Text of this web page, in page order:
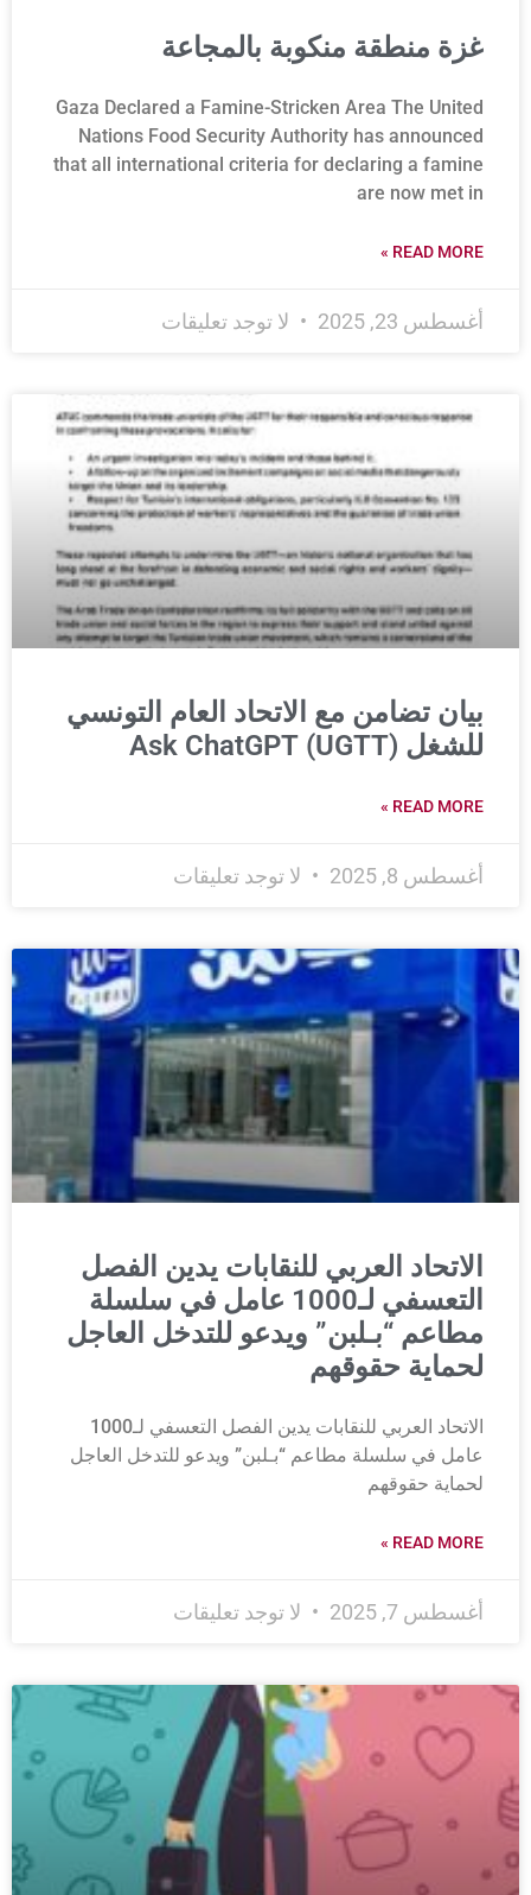
غزة منطقة منكوبة بالمجاعة
Gaza Declared a Famine-Stricken Area The United
Nations Food Security Authority has announced
that all international criteria for declaring a famine
are now met in
READ MORE »
أغسطس 23, 2025 لا توجد تعليقات
بيان تضامن مع الاتحاد العام التونسي
للشغل (UGTT) Ask ChatGPT
READ MORE »
أغسطس 8, 2025 لا توجد تعليقات
الاتحاد العربي للنقابات يدين الفصل
التعسفي لـ1000 عامل في سلسلة
مطاعم “بـلبن” ويدعو للتدخل العاجل
لحماية حقوقهم
الاتحاد العربي للنقابات يدين الفصل التعسفي لـ1000
عامل في سلسلة مطاعم “بـلبن” ويدعو للتدخل العاجل
لحماية حقوقهم
READ MORE »
أغسطس 7, 2025 لا توجد تعليقات